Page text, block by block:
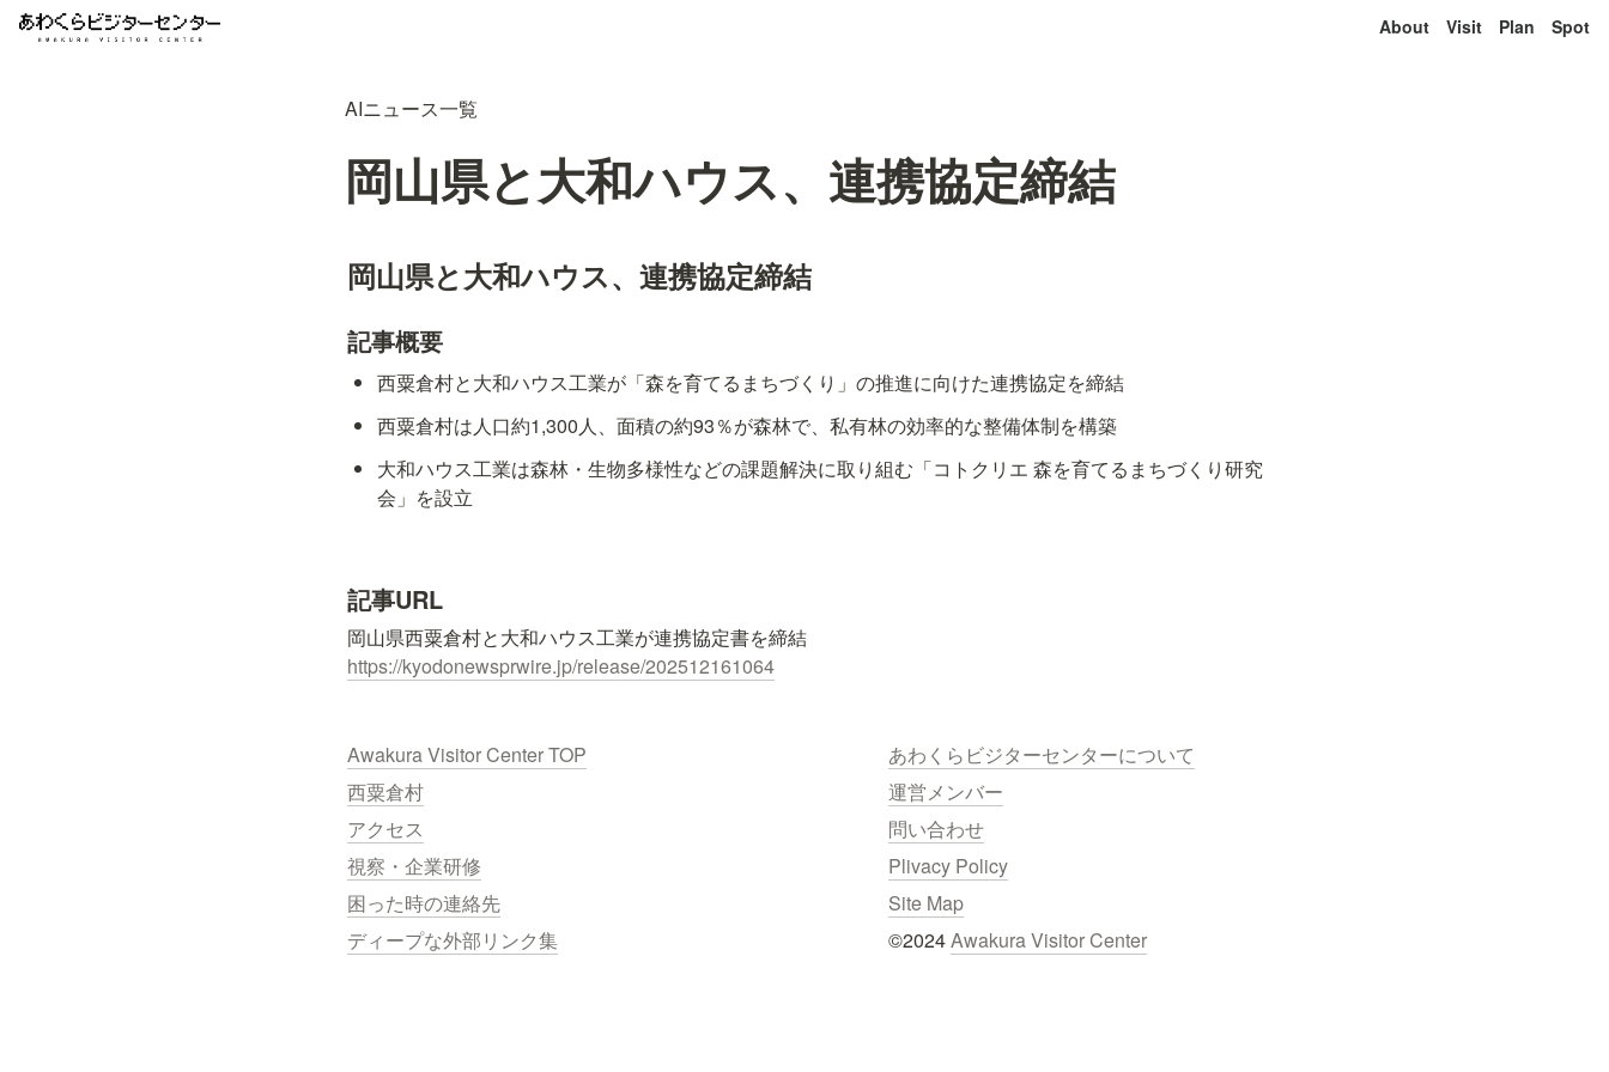
About Visit Plan Spot
AIニュース一覧
岡山県と大和ハウス、連携協定締結
岡山県と大和ハウス、連携協定締結
記事概要
西粟倉村と大和ハウス工業が「森を育てるまちづくり」の推進に向けた連携協定を締結
西粟倉村は人口約1,300人、面積の約93％が森林で、私有林の効率的な整備体制を構築
大和ハウス工業は森林・生物多様性などの課題解決に取り組む「コトクリエ 森を育てるまちづくり研究
会」を設立
記事URL
https://kyodonewsprwire.jp/release/202512161064
Awakura Visitor Center TOP
西粟倉村
アクセス
視察・企業研修
困った時の連絡先
ディープな外部リンク集
あわくらビジターセンターについて
運営メンバー
問い合わせ
Plivacy Policy
Site Map
©2024 Awakura Visitor Center